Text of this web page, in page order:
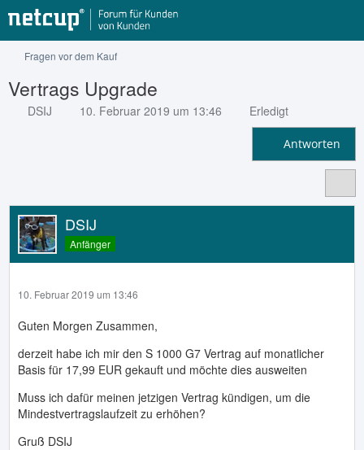
Fragen vor dem Kauf
Vertrags Upgrade
DSIJ 10. Februar 2019 um 13:46 Erledigt
Antworten
DSIJ
Anfänger
10. Februar 2019 um 13:46
Guten Morgen Zusammen,
derzeit habe ich mir den S 1000 G7 Vertrag auf monatlicher
Basis für 17,99 EUR gekauft und möchte dies ausweiten
Muss ich dafür meinen jetzigen Vertrag kündigen, um die
Mindestvertragslaufzeit zu erhöhen?
Gruß DSIJ